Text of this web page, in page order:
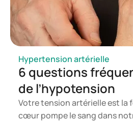
Hypertension artérielle
6 questions
de l’hypotension
Votre tension artérielle est la
cœur pompe le sang dans